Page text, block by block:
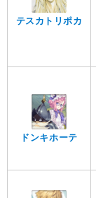
テスカトリポカ
ドンキホーテ